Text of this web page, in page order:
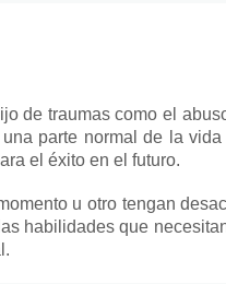
de traumas como el
parte normal de la
el éxito en el futuro.
u otro tengan
habilidades que